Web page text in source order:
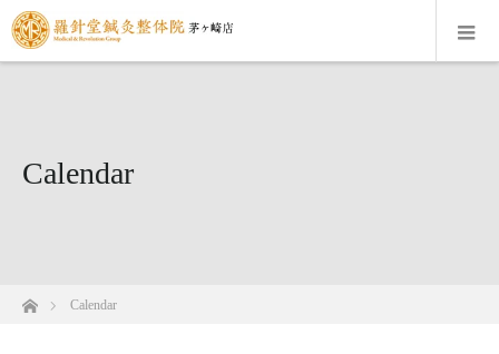
Calendar
ホームCalendar